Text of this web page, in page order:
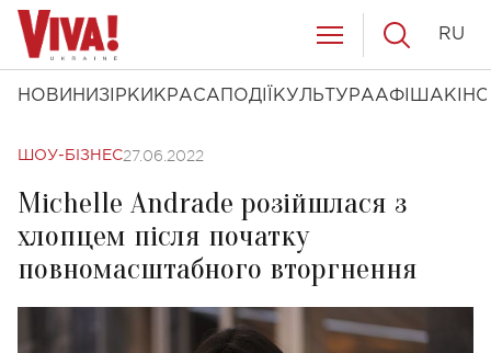
НОВИНИ ЗІРКИ КРАСА ПОДІЇ КУЛЬТУРААФІША КІНО
RU
ШОУ-БІЗНЕС27.06.2022
Michelle Andrade розійшлася з
хлопцем після початку
повномасштабного вторгнення